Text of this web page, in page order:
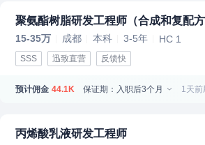
聚氨酯树脂研发工程师（合成和复配方
15-35万 成都 本科 3-5年 HC 1
SSS 迅致直营 反馈快
预计佣金 44.1K 保证期：入职后3个月 1天前
丙烯酸乳液研发工程师